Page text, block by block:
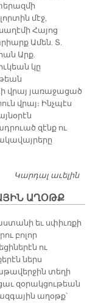
մէջ,
Հայոց
Ամեն. Տ.
Արք.
կը
վրայ յառաջացած
վրայ։ Ինչպէս
զէնք ու
Կարդալ աւելին
ԱՂՕԹՔ
եւ սփիւռքի
բոլոր
ու
ներս
տեղի
զօրակցութեան
աղօթք՝